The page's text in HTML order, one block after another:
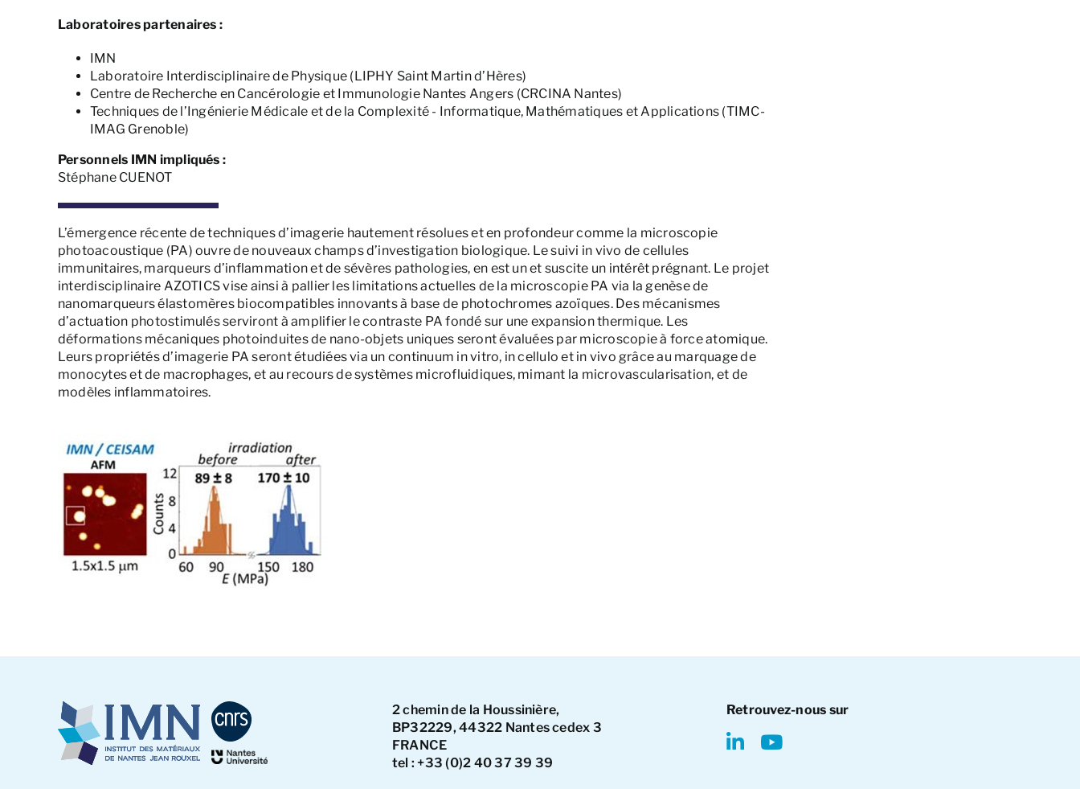
Laboratoires partenaires :
IMN
Laboratoire Interdisciplinaire de Physique (LIPHY Saint Martin d’Hères)
Centre de Recherche en Cancérologie et Immunologie Nantes Angers (CRCINA Nantes)
Techniques de l’Ingénierie Médicale et de la Complexité - Informatique, Mathématiques et Applications (TIMC-
IMAG Grenoble)
Personnels IMN impliqués :
Stéphane CUENOT
L’émergence récente de techniques d’imagerie hautement résolues et en profondeur comme la microscopie
photoacoustique (PA) ouvre de nouveaux champs d’investigation biologique. Le suivi in vivo de cellules
immunitaires, marqueurs d’inflammation et de sévères pathologies, en est un et suscite un intérêt prégnant. Le projet
interdisciplinaire AZOTICS vise ainsi à pallier les limitations actuelles de la microscopie PA via la genèse de
nanomarqueurs élastomères biocompatibles innovants à base de photochromes azoïques. Des mécanismes
d’actuation photostimulés serviront à amplifier le contraste PA fondé sur une expansion thermique. Les
déformations mécaniques photoinduites de nano-objets uniques seront évaluées par microscopie à force atomique.
Leurs propriétés d’imagerie PA seront étudiées via un continuum in vitro, in cellulo et in vivo grâce au marquage de
monocytes et de macrophages, et au recours de systèmes microfluidiques, mimant la microvascularisation, et de
modèles inflammatoires.
2 chemin de la Houssinière,
BP32229, 44322 Nantes cedex 3
FRANCE
tel : +33 (0)2 40 37 39 39
Retrouvez-nous sur